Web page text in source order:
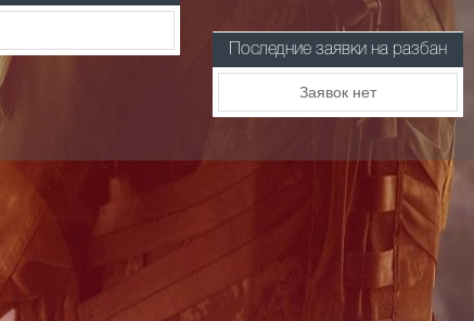
Последние заявки на разбан
Заявок нет